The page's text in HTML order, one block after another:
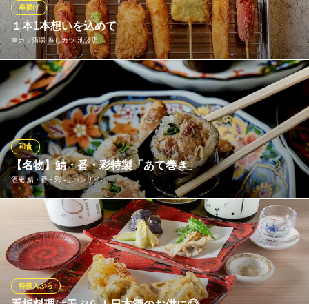
池袋個室ダイニング
ＪＲ池袋駅東口 徒歩1分
東京都豊島区東池袋1-41-4 池袋とうきゅうビル6F
１本1本想いを込めて
串カツ酒場 推しカツ 池袋店
串揚げ
池袋徒歩１分の好立地にコスパ最強の串揚げと串カツのお店がNE
W OPEN!!一本120円〜豊富な串揚げや美味しいおつまみをご用意
◎学生さんや、合コン、デート、ご宴会などリーズナブルに美味
しいお店をお探しでしたら是非当店へ!!
串カツ酒場 推しカツ 池袋店
串カツ・串揚げ酒場
地下鉄丸ノ内線池袋駅 徒歩1分
東京都豊島区南池袋1-22-9 1229 2F
【名物】鯖・番・彩特製「あて巻き」
酒庵 鯖・番・彩 ‐サバンザイ‐
和食
「お寿司はお腹にたまるから、お酒と一緒に少しずつ楽しみた
い」 そんなお客様の声にお応えする、極上の酒の肴です。 宮城県
石巻から届く新鮮な鯖をはじめ、酒乗り抜群の具材をふんだんに
使用。 シャリの量を抑え、具材の風味を際立たせることで、当店
の厳選日本酒と完璧なペアリングを生み出します。
特撰天ぷら